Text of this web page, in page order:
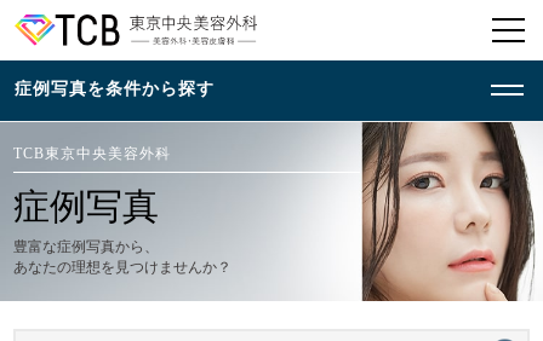
TCB東京中央美容外科
症例写真
豊富な症例写真から、
あなたの理想を見つけませんか？